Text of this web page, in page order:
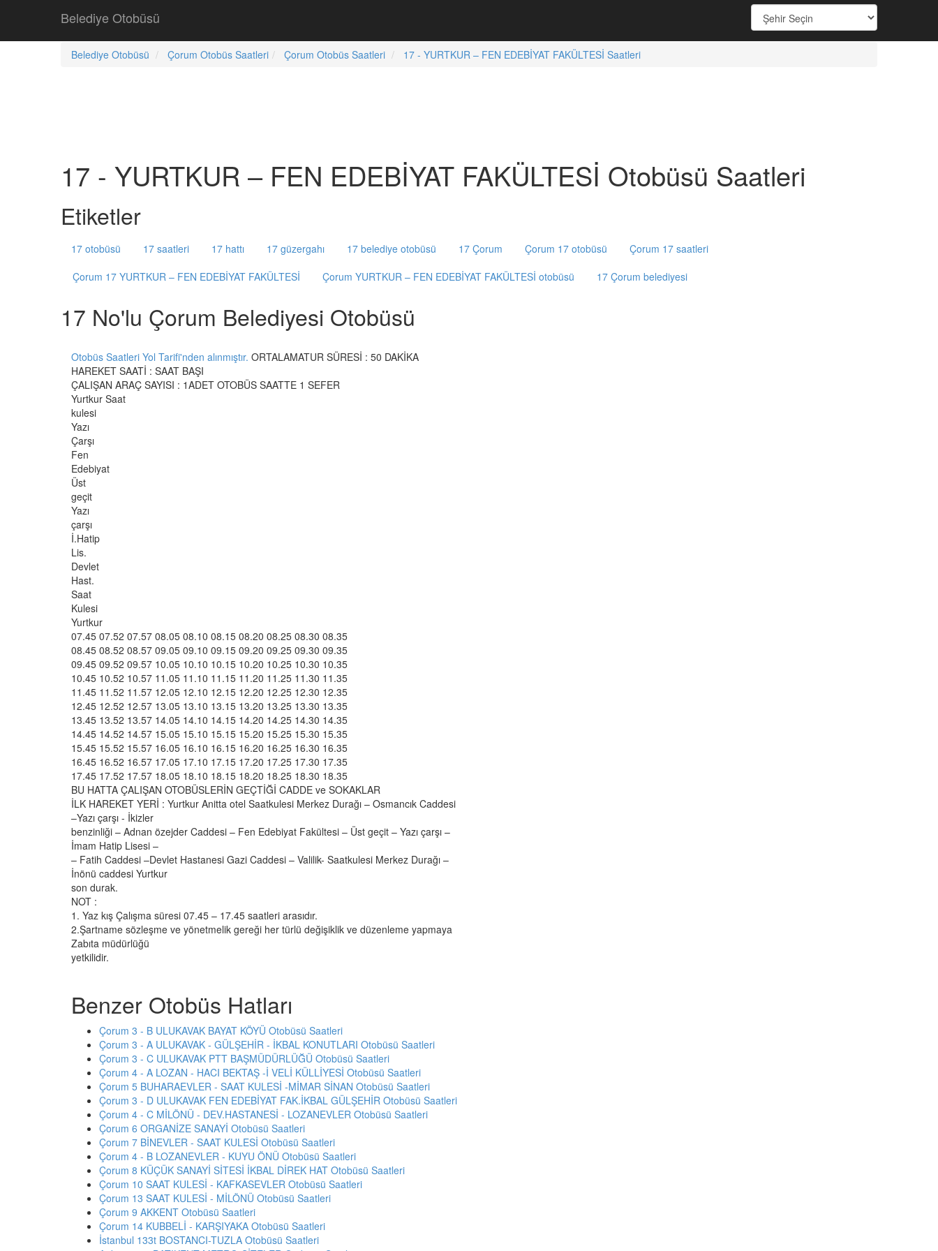
Belediye Otobüsü
Belediye Otobüsü Çorum Otobüs Saatleri Çorum Otobüs Saatleri 17 - YURTKUR – FEN EDEBİYAT FAKÜLTESİ Saatleri
17 - YURTKUR – FEN EDEBİYAT FAKÜLTESİ Otobüsü Saatleri
Etiketler
17 otobüsü 17 saatleri 17 hattı 17 güzergahı 17 belediye otobüsü 17 Çorum Çorum 17 otobüsü
Çorum 17 saatleri
Çorum 17 YURTKUR – FEN EDEBİYAT FAKÜLTESİ
Çorum YURTKUR – FEN EDEBİYAT FAKÜLTESİ otobüsü 17 Çorum belediyesi
17 No'lu Çorum Belediyesi Otobüsü
Otobüs Saatleri Yol Tarifi'nden alınmıştır. ORTALAMATUR SÜRESİ : 50 DAKİKA
HAREKET SAATİ : SAAT BAŞI
ÇALIŞAN ARAÇ SAYISI : 1ADET OTOBÜS SAATTE 1 SEFER
Yurtkur Saat
kulesi
Yazı
Çarşı
Fen
Edebiyat
Üst
geçit
Yazı
çarşı
İ.Hatip
Lis.
Devlet
Hast.
Saat
Kulesi
Yurtkur
07.45 07.52 07.57 08.05 08.10 08.15 08.20 08.25 08.30 08.35
08.45 08.52 08.57 09.05 09.10 09.15 09.20 09.25 09.30 09.35
09.45 09.52 09.57 10.05 10.10 10.15 10.20 10.25 10.30 10.35
10.45 10.52 10.57 11.05 11.10 11.15 11.20 11.25 11.30 11.35
11.45 11.52 11.57 12.05 12.10 12.15 12.20 12.25 12.30 12.35
12.45 12.52 12.57 13.05 13.10 13.15 13.20 13.25 13.30 13.35
13.45 13.52 13.57 14.05 14.10 14.15 14.20 14.25 14.30 14.35
14.45 14.52 14.57 15.05 15.10 15.15 15.20 15.25 15.30 15.35
15.45 15.52 15.57 16.05 16.10 16.15 16.20 16.25 16.30 16.35
16.45 16.52 16.57 17.05 17.10 17.15 17.20 17.25 17.30 17.35
17.45 17.52 17.57 18.05 18.10 18.15 18.20 18.25 18.30 18.35
BU HATTA ÇALIŞAN OTOBÜSLERİN GEÇTİĞİ CADDE ve SOKAKLAR
İLK HAREKET YERİ : Yurtkur Anitta otel Saatkulesi Merkez Durağı – Osmancık Caddesi
–Yazı çarşı - İkizler
benzinliği – Adnan özejder Caddesi – Fen Edebiyat Fakültesi – Üst geçit – Yazı çarşı –
İmam Hatip Lisesi –
– Fatih Caddesi –Devlet Hastanesi Gazi Caddesi – Valilik- Saatkulesi Merkez Durağı –
İnönü caddesi Yurtkur
son durak.
NOT :
1. Yaz kış Çalışma süresi 07.45 – 17.45 saatleri arasıdır.
2.Şartname sözleşme ve yönetmelik gereği her türlü değişiklik ve düzenleme yapmaya
Zabıta müdürlüğü
yetkilidir.
Benzer Otobüs Hatları
Çorum 3 - B ULUKAVAK BAYAT KÖYÜ Otobüsü Saatleri
Çorum 3 - A ULUKAVAK - GÜLŞEHİR - İKBAL KONUTLARI Otobüsü Saatleri
Çorum 3 - C ULUKAVAK PTT BAŞMÜDÜRLÜĞÜ Otobüsü Saatleri
Çorum 4 - A LOZAN - HACI BEKTAŞ -İ VELİ KÜLLİYESİ Otobüsü Saatleri
Çorum 5 BUHARAEVLER - SAAT KULESİ -MİMAR SİNAN Otobüsü Saatleri
Çorum 3 - D ULUKAVAK FEN EDEBİYAT FAK.İKBAL GÜLŞEHİR Otobüsü Saatleri
Çorum 4 - C MİLÖNÜ - DEV.HASTANESİ - LOZANEVLER Otobüsü Saatleri
Çorum 6 ORGANİZE SANAYİ Otobüsü Saatleri
Çorum 7 BİNEVLER - SAAT KULESİ Otobüsü Saatleri
Çorum 4 - B LOZANEVLER - KUYU ÖNÜ Otobüsü Saatleri
Çorum 8 KÜÇÜK SANAYİ SİTESİ İKBAL DİREK HAT Otobüsü Saatleri
Çorum 10 SAAT KULESİ - KAFKASEVLER Otobüsü Saatleri
Çorum 13 SAAT KULESİ - MİLÖNÜ Otobüsü Saatleri
Çorum 9 AKKENT Otobüsü Saatleri
Çorum 14 KUBBELİ - KARŞIYAKA Otobüsü Saatleri
İstanbul 133t BOSTANCI-TUZLA Otobüsü Saatleri